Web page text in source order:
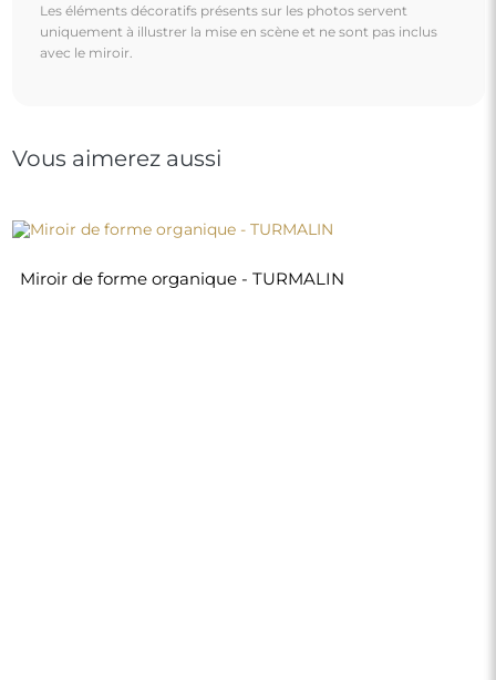
Les éléments décoratifs présents sur les photos servent
uniquement à illustrer la mise en scène et ne sont pas inclus
avec le miroir.
Vous aimerez aussi
Miroir de forme organique - TURMALIN